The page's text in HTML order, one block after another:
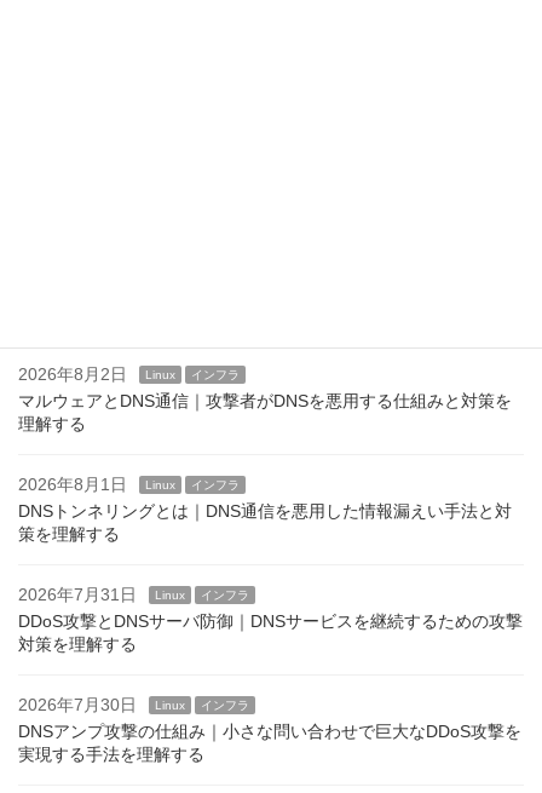
2026年8月2日 Linux インフラ
マルウェアとDNS通信｜攻撃者がDNSを悪用する仕組みと対策を
理解する
2026年8月1日 Linux インフラ
DNSトンネリングとは｜DNS通信を悪用した情報漏えい手法と対
策を理解する
2026年7月31日 Linux インフラ
DDoS攻撃とDNSサーバ防御｜DNSサービスを継続するための攻撃
対策を理解する
2026年7月30日 Linux インフラ
DNSアンプ攻撃の仕組み｜小さな問い合わせで巨大なDDoS攻撃を
実現する手法を理解する